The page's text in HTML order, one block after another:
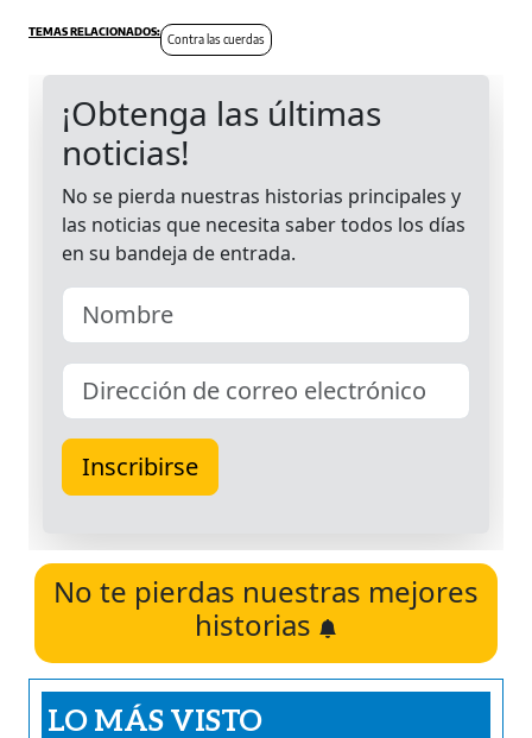
Contra las cuerdas
No te pierdas nuestras mejores
historias
LO MÁS VISTO